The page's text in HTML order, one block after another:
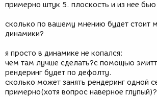
примерно штук 5. плоскость и из нее
сколько по вашему мнению будет стоит
динамики?
я просто в динамике не копался:
чем там лучше сделать?с помощью
рендеринг будет по дефолту.
сколько может занять рендеринг одной
примерно(хотя вопрос наверное глупый)?